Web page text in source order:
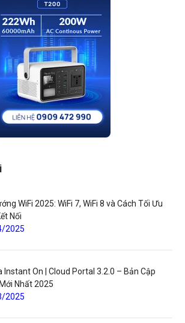
WiFi 2025: WiFi 7, WiFi 8 và Cách Tối Ưu
Nối
2025
Instant On | Cloud Portal 3.2.0 – Bản Cập
Nhất 2025
2025